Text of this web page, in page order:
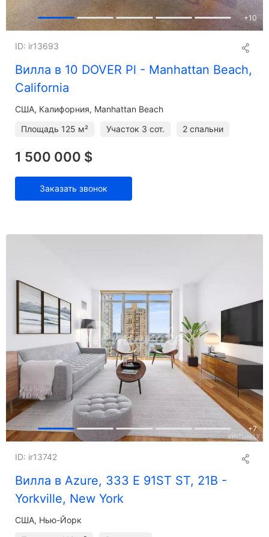
+10
Вилла в 10 DOVER Pl - Manhattan Beach,
California
ID: ir13693
США, Калифорния, Manhattan Beach
Площадь 125 м² Участок 3 сот. 2 спальни
1 500 000 $
Заказать звонок
+7
Вилла в Azure, 333 E 91ST ST, 21B -
Yorkville, New York
ID: ir13742
США, Нью-Йорк